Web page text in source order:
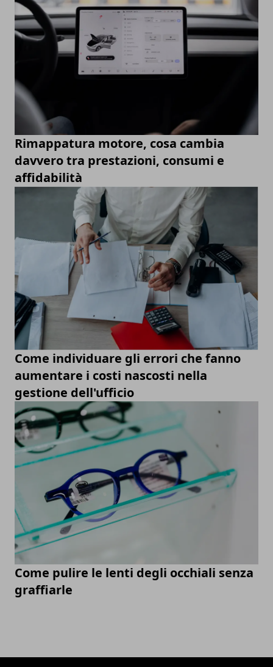
Rimappatura motore, cosa cambia
davvero tra prestazioni, consumi e
affidabilità
Come individuare gli errori che fanno
aumentare i costi nascosti nella
gestione dell'ufficio
Come pulire le lenti degli occhiali senza
graffiarle